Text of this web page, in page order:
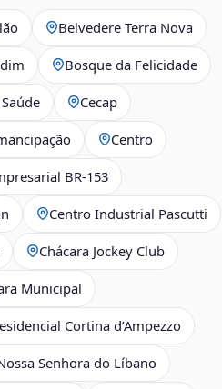
Belvedere Terra Nova
Bosque da Felicidade
Cecap
Centro
BR-153
Centro Industrial Pascutti
Chácara Jockey Club
Municipal
Cortina d’Ampezzo
Senhora do Líbano